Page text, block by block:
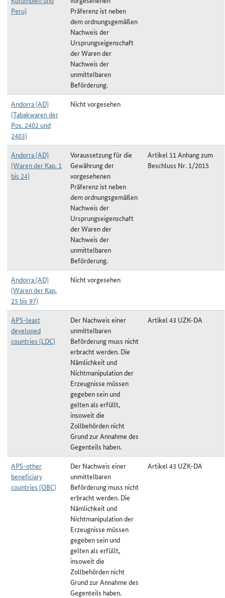
Peru)
Präferenz ist neben
dem ordnungsgemäßen
Nachweis der
Ursprungseigenschaft
der Waren der
Nachweis der
unmittelbaren
Beförderung.
Andorra (AD)
(Tabakwaren der
Pos. 2402 und
2403)
Nicht vorgesehen
Andorra (AD)
(Waren der Kap. 1
bis 24)
Voraussetzung für die
Gewährung der
vorgesehenen
Präferenz ist neben
dem ordnungsgemäßen
Nachweis der
Ursprungseigenschaft
der Waren der
Nachweis der
unmittelbaren
Beförderung.
Artikel 11 Anhang zum
Beschluss Nr. 1/2015
Andorra (AD)
(Waren der Kap.
25 bis 97)
Nicht vorgesehen
APS-least
developed
countries (LDC)
Der Nachweis einer
unmittelbaren
Beförderung muss nicht
erbracht werden. Die
Nämlichkeit und
Nichtmanipulation der
Erzeugnisse müssen
gegeben sein und
gelten als erfüllt,
insoweit die
Zollbehörden nicht
Grund zur Annahme des
Gegenteils haben.
Artikel 43 UZK-DA
APS-other
beneficiary
countries (OBC)
Der Nachweis einer
unmittelbaren
Beförderung muss nicht
erbracht werden. Die
Nämlichkeit und
Nichtmanipulation der
Erzeugnisse müssen
gegeben sein und
gelten als erfüllt,
insoweit die
Zollbehörden nicht
Grund zur Annahme des
Gegenteils haben.
Artikel 43 UZK-DA